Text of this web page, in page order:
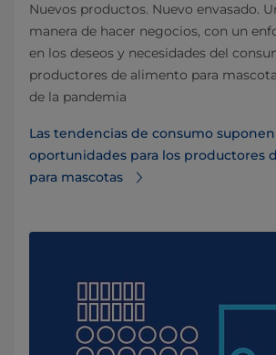
Nuevos productos. Nuevo envasado.
manera de hacer negocios, con un
en los deseos y necesidades del
productores de alimento para
de la pandemia
Las tendencias de consumo
oportunidades para los productores
para mascotas